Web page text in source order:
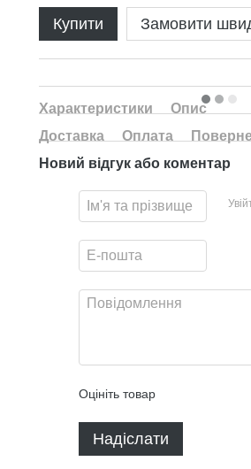
Купити Замовити
Характеристики
Опис
Доставка
Оплата
Новий відгук або коментар
Оцініть товар
Надіслати